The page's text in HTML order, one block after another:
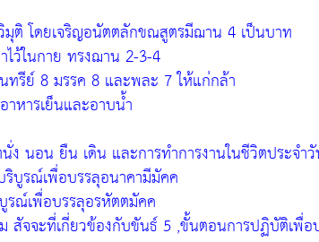
มุติ โดยเจริญอนัตตลักขณสูตรมีฌาน 4 เป็นบาท
ไว้ในกาย ทรงฌาน 2-3-4
ทรีย์ 8 มรรค 8 และพละ 7 ให้แก่กล้า
หารเย็นและอาบน้ำ
ง นอน ยืน เดิน และการทำการงานในชีวิตประจำ
บูรณ์เพื่อบรรลุอนาคามีมัคค
ณ์เพื่อบรรลุอรหัตตมัคค
สัจจะที่เกี่ยวข้องกับขันธ์ 5 ,ขั้นตอนการปฏิบัติเพื่